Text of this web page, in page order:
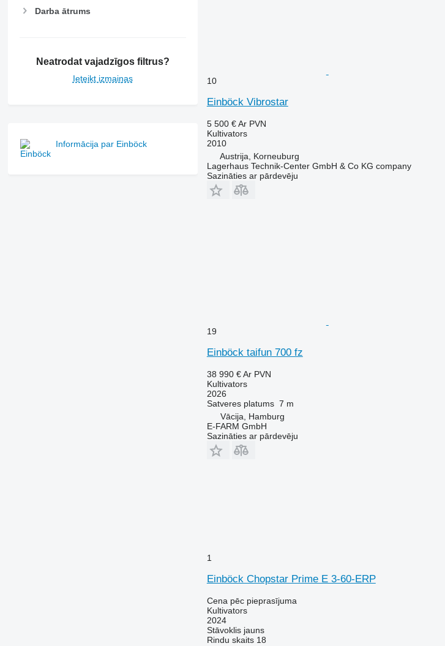
Darba ātrums
Neatrodat vajadzīgos filtrus?
Ieteikt izmaiņas
Informācija par Einböck
10
Einböck Vibrostar
5 500 € Ar PVN
Kultivators
2010
Austrija, Korneuburg
Lagerhaus Technik-Center GmbH & Co KG company
Sazināties ar pārdevēju
19
Einböck taifun 700 fz
38 990 € Ar PVN
Kultivators
2026
Satveres platums 7 m
Vācija, Hamburg
E-FARM GmbH
Sazināties ar pārdevēju
1
Einböck Chopstar Prime E 3-60-ERP
Cena pēc pieprasījuma
Kultivators
2024
Stāvoklisjauns
Rindu skaits 18